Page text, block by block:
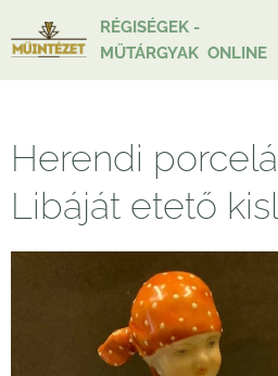
RÉGISÉGEK -
MŰTÁRGYAK ONLINE
Herendi
Libáját etető